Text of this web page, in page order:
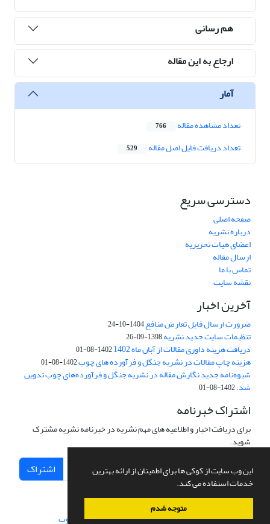
این وب سایت از کوکی ها برای اطمینان از ارائه بهترین
خدمات استفاده می کند.
متوجه شدم
هم رسانی
ارجاع به این مقاله
آمار
تعداد مشاهده مقاله 766
تعداد دریافت فایل اصل مقاله 529
دسترسی سریع
صفحه اصلی
درباره نشریه
اعضای هیات تحریریه
ارسال مقاله
تماس با ما
نقشه سایت
آخرین اخبار
ضرورت ارسال فایل تعارض منافع1404-10-24
تنظیمات سایت جدید نشریه1398-09-26
دریافت هزینه داوری مقالات از آبان ماه 1402 1402-08-01
هزینه چاپ مقالات در نشریه جنگل و فرآورده های چوب1402-08-01
شیوه‌نامه جدید نگارش مقاله در نشریه جنگل و فرآورده‌های چوب تدوین
شد.1402-08-01
اشتراک خبرنامه
برای دریافت اخبار و اطلاعیه های مهم نشریه در خبرنامه نشریه مشترک
شوید.
اشتراک
سامانه مدیریت نشریات علمی.طراحی و پیاده سازی از سیناوب